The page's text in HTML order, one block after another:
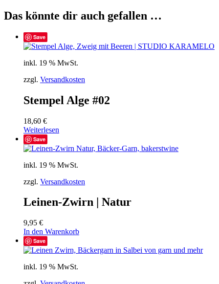
Das könnte dir auch gefallen …
Save
inkl. 19 % MwSt.
zzgl. Versandkosten
Stempel Alge #02
18,60 €
Weiterlesen
Save
inkl. 19 % MwSt.
zzgl. Versandkosten
Leinen-Zwirn | Natur
9,95 €
In den Warenkorb
Save
inkl. 19 % MwSt.